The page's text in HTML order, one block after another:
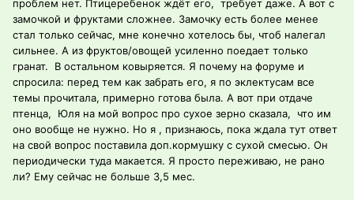
проблем нет. Птицеребенок ждёт его, требует даже. А вот с
замочкой и фруктами сложнее. Замочку есть более менее
стал только сейчас, мне конечно хотелось бы, чтоб налегал
сильнее. А из фруктов/овощей усиленно поедает только
гранат. В остальном ковыряется. Я почему на форуме и
спросила: перед тем как забрать его, я по эклектусам все
темы прочитала, примерно готова была. А вот при отдаче
птенца, Юля на мой вопрос про сухое зерно сказала, что им
оно вообще не нужно. Но я , признаюсь, пока ждала тут ответ
на свой вопрос поставила доп.кормушку с сухой смесью. Он
периодически туда макается. Я просто переживаю, не рано
ли? Ему сейчас не больше 3,5 мес.